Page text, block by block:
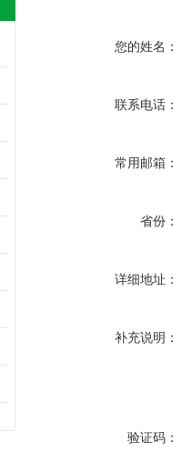
您的姓名：
联系电话：
常用邮箱：
省份：
详细地址：
补充说明：
验证码：